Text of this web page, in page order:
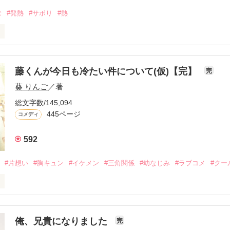
#発熱 #サボり #熱
一度はあるんではないでしょうか。
いし...
そう!
！
ためになっていたら嬉しいです(笑)
藤くんが今日も冷たい件について(仮)【完】 完
葵 りんご／著
総文字数/145,094
コメディ 445ページ
592
#片想い #胸キュン #イケメン #三角関係 #幼なじみ #ラブコメ #クー
俺、兄貴になりました 完